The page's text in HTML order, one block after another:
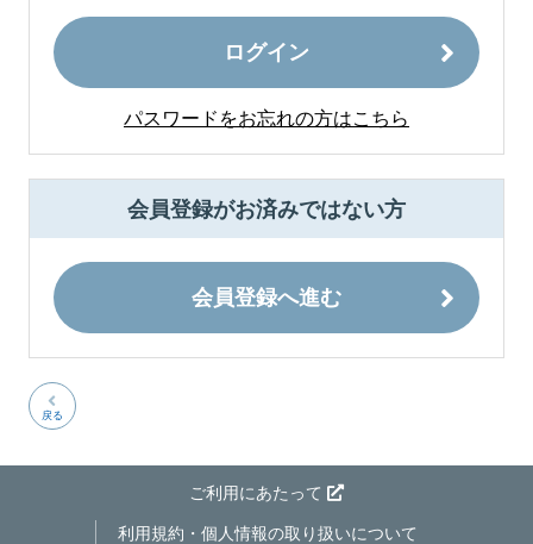
ログイン
パスワードをお忘れの方はこちら
会員登録がお済みではない方
会員登録へ進む
戻る
ご利用にあたって
利用規約・個人情報の取り扱いについて